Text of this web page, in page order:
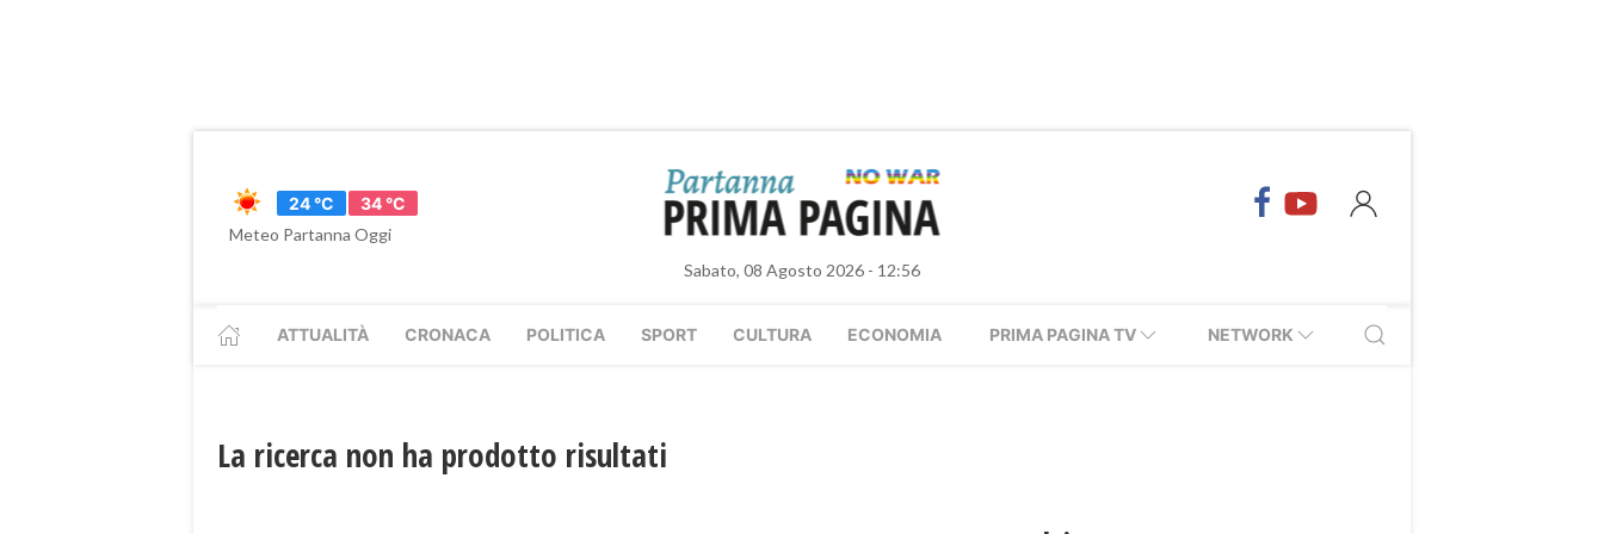
24 °C
34 °C
Meteo Partanna Oggi
Sabato, 08 Agosto 2026 - 12:56
ATTUALITÀ CRONACA POLITICA SPORT CULTURA ECONOMIA PRIMA PAGINA TV NETWORK
La ricerca non ha prodotto risultati